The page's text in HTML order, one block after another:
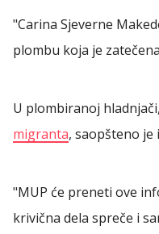
"Carina Sjeverne
plombu koja je
U plombiranoj
migranta, saopšteno
"MUP će preneti ove
krivična dela spreče i